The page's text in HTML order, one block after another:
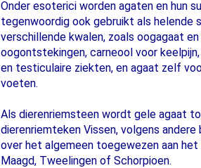
Onder esoterici worden agaten en hun
tegenwoordig ook gebruikt als helende
verschillende kwalen, zoals oogagaat
oogontstekingen, carneool voor
en testiculaire ziekten, en agaat zelf
voeten.
Als dierenriemsteen wordt gele agaat
dierenriemteken Vissen, volgens
over het algemeen toegewezen aan
Maagd, Tweelingen of Schorpioen.